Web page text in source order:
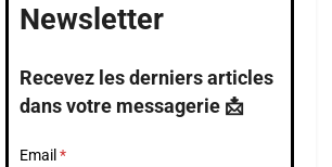
Newsletter
Recevez les derniers articles
dans votre messagerie 📩
Email